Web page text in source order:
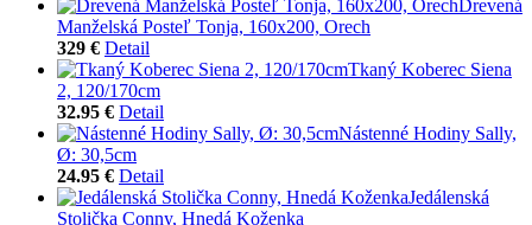
Drevená
Manželská Posteľ Tonja, 160x200, Orech
329 € Detail
Tkaný Koberec Siena
2, 120/170cm
32.95 € Detail
Nástenné Hodiny Sally,
Ø: 30,5cm
24.95 € Detail
Jedálenská
Stolička Conny, Hnedá Koženka